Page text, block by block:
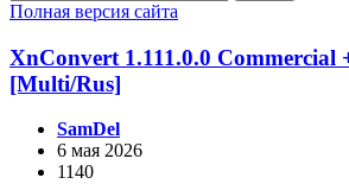
Полная версия сайта
XnConvert 1.111.0.0 Commercial
[Multi/Rus]
SamDel
6 мая 2026
1140